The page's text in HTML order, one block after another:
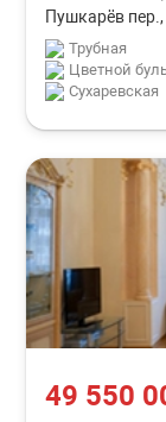
Пушкарёв пер.,
Трубная
Цветной
Сухаревская
49 550